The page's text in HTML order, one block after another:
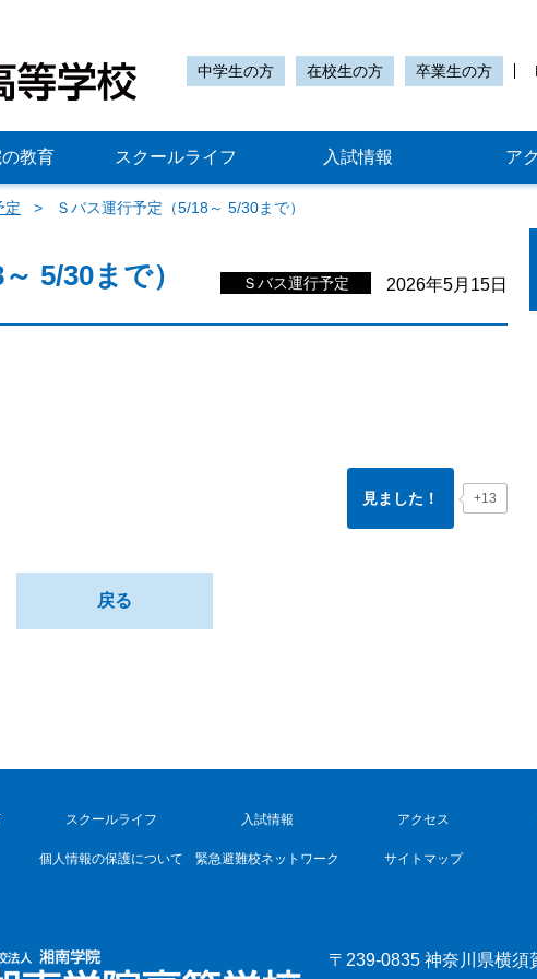
中学生の方 在校生の方 卒業生の方
教育 スクールライフ 入試情報 ア
定 Ｓバス運行予定（5/18～ 5/30まで）
5/30まで） Ｓバス運行予定 2026年5月15日
見ました！ +13
戻る
スクールライフ 入試情報 アクセス
個人情報の保護について 緊急避難校ネットワーク サイトマップ
〒239-0835 神奈川県横須